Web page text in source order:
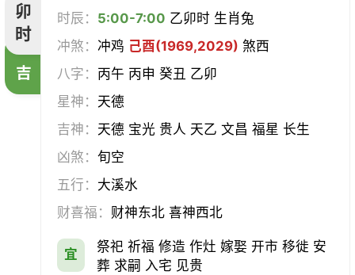
卯
时
吉
时辰： 5:00-7:00 乙卯时 生肖兔
冲煞：冲鸡 己酉(1969,2029) 煞西
八字： 丙午 丙申 癸丑 乙卯
星神： 天德
吉神： 天德 宝光 贵人 天乙 文昌 福星 长生
凶煞：旬空
五行： 大溪水
财喜福： 财神东北 喜神西北
宜
祭祀 祈福 修造 作灶 嫁娶 开市 移徙 安
葬 求嗣 入宅 见贵